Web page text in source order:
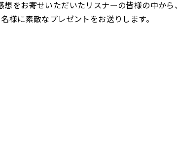
想をお寄せいただいたリスナーの皆様の中から、
様に素敵なプレゼントをお送りします。